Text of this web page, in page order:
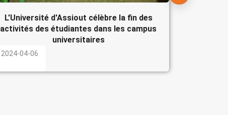
L'Université d'Assiout célèbre la fin des
activités des étudiantes dans les campus
universitaires
2024-04-06